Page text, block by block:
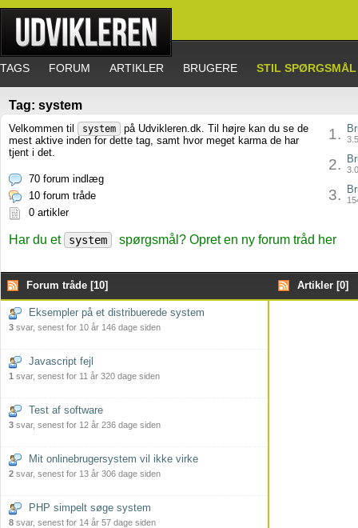
TAGS FORUM ARTIKLER BRUGERE STIL SPØRGSMÅL
Tag: system
Velkommen til system
på Udvikleren.dk. Til højre kan du se de
mest aktive inden for dette tag, samt hvor meget karma de har
tjent i det.
70 forum indlæg
10 forum tråde
0 artikler
1.
2.
3.
Har du et system spørgsmål? Opret en ny forum tråd her
Forum tråde [10] Artikler [0]
Eksempler på et distribuerede system
3 svar, senest for 10 år 146 dage siden
Javascript fejl
1 svar, senest for 11 år 320 dage siden
Test af software
3 svar, senest for 12 år 236 dage siden
Mit onlinebrugersystem vil ikke virke
2 svar, senest for 13 år 306 dage siden
PHP simpelt søge system
8 svar, senest for 14 år 57 dage siden